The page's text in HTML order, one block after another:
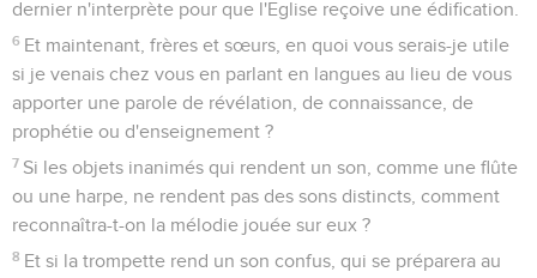
dernier n'interprète pour que l'Eglise reçoive une édification.
6 Et maintenant, frères et sœurs, en quoi vous serais-je utile
si je venais chez vous en parlant en langues au lieu de vous
apporter une parole de révélation, de connaissance, de
prophétie ou d'enseignement ?
7 Si les objets inanimés qui rendent un son, comme une flûte
ou une harpe, ne rendent pas des sons distincts, comment
reconnaîtra-t-on la mélodie jouée sur eux ?
8 Et si la trompette rend un son confus, qui se préparera au